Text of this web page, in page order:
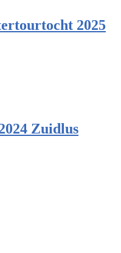
2025
Zuidlus